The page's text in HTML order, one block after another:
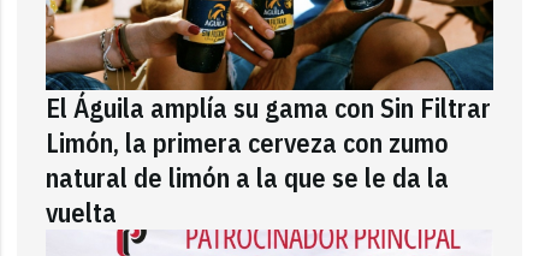
El Águila amplía su gama con Sin Filtrar
Limón, la primera cerveza con zumo
natural de limón a la que se le da la
vuelta